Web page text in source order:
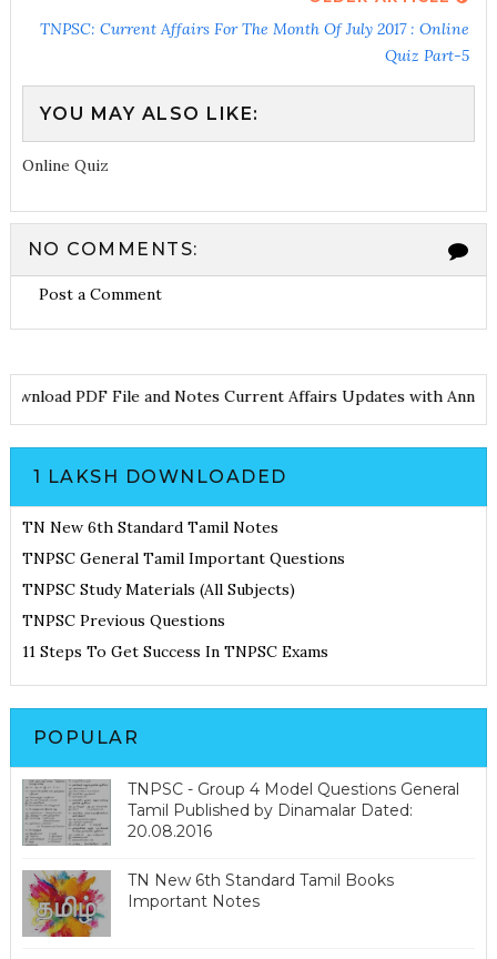
TNPSC: Current Affairs For The Month Of July 2017 : Online
Quiz Part-5
YOU MAY ALSO LIKE:
Online Quiz
NO COMMENTS:
Post a Comment
Download PDF File and Notes Current Affairs Updates with
1 LAKSH DOWNLOADED
TN New 6th Standard Tamil Notes
TNPSC General Tamil Important Questions
TNPSC Study Materials (All Subjects)
TNPSC Previous Questions
11 Steps To Get Success In TNPSC Exams
POPULAR
TNPSC - Group 4 Model Questions General
Tamil Published by Dinamalar Dated:
20.08.2016
TN New 6th Standard Tamil Books
Important Notes